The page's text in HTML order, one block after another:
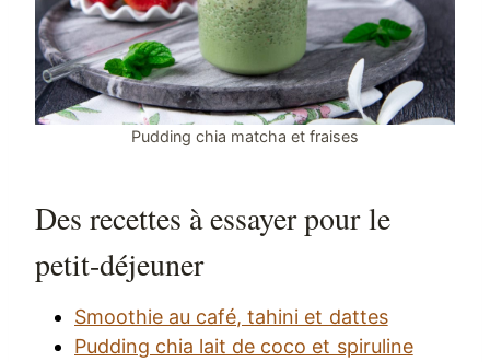
Pudding chia matcha et fraises
Des recettes à essayer pour le
petit-déjeuner
Smoothie au café, tahini et dattes
Pudding chia lait de coco et spiruline